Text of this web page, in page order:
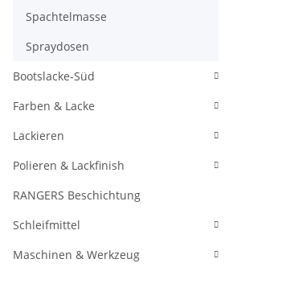
Spachtelmasse
Spraydosen
Bootslacke-Süd
Farben & Lacke
Lackieren
Polieren & Lackfinish
RANGERS Beschichtung
Schleifmittel
Maschinen & Werkzeug